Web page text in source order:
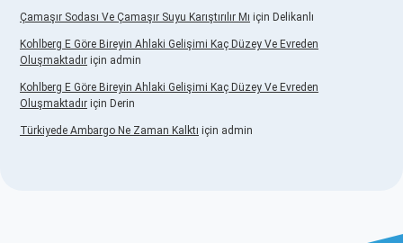
Çamaşır Sodası Ve Çamaşır Suyu Karıştırılır Mı için Delikanlı
Kohlberg E Göre Bireyin Ahlaki Gelişimi Kaç Düzey Ve Evreden
Oluşmaktadır için admin
Kohlberg E Göre Bireyin Ahlaki Gelişimi Kaç Düzey Ve Evreden
Oluşmaktadır için Derin
Türkiyede Ambargo Ne Zaman Kalktı için admin